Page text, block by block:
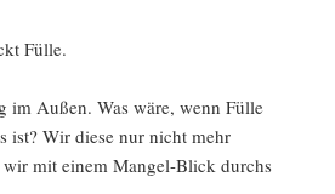
Fülle.
im Außen. Was wäre, wenn Fülle
ist? Wir diese nur nicht mehr
wir mit einem Mangel-Blick durchs